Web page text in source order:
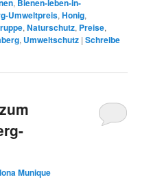
, Bienen-leben-in-
Umweltpreis,Honig,
,Naturschutz, Preise,
, Umweltschutz |Schreibe
Munique